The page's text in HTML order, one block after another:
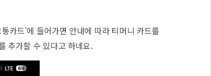
카드’에 들어가면 안내에 따라 티머니 카드를
추가할 수 있다고 하네요.